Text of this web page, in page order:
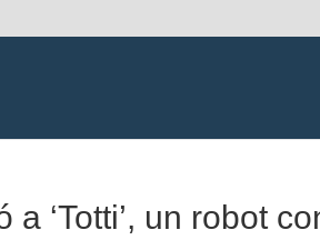
a ‘Totti’, un robot